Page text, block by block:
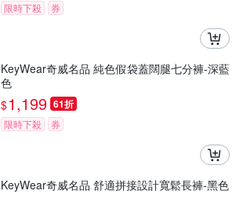
限時下殺 券
KeyWear奇威名品 純色假袋蓋闊腿七分褲-深藍
色
$1,199 61折
限時下殺 券
KeyWear奇威名品 舒適拼接設計寬鬆長褲-黑色